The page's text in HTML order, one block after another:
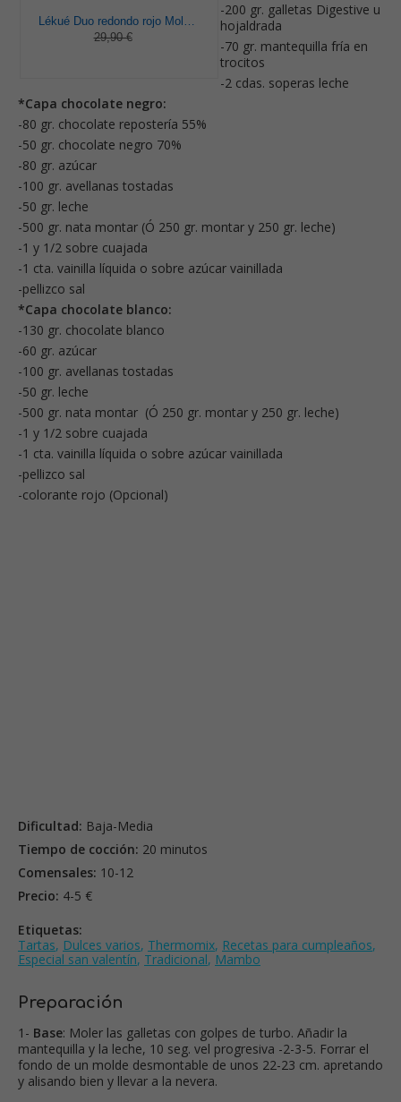
Lékué Duo redondo rojo Molde pastel, Silicona, 23 x 7 x 23 cm
29,90 €
-200 gr. galletas Digestive u
hojaldrada
-70 gr. mantequilla fría en
trocitos
-2 cdas. soperas leche
*Capa chocolate negro:
-80 gr. chocolate repostería 55%
-50 gr. chocolate negro 70%
-80 gr. azúcar
-100 gr. avellanas tostadas
-50 gr. leche
-500 gr. nata montar (Ó 250 gr. montar y 250 gr. leche)
-1 y 1/2 sobre cuajada
-1 cta. vainilla líquida o sobre azúcar vainillada
-pellizco sal
*Capa chocolate blanco:
-130 gr. chocolate blanco
-60 gr. azúcar
-100 gr. avellanas tostadas
-50 gr. leche
-500 gr. nata montar (Ó 250 gr. montar y 250 gr. leche)
-1 y 1/2 sobre cuajada
-1 cta. vainilla líquida o sobre azúcar vainillada
-pellizco sal
-colorante rojo (Opcional)
Dificultad: Baja-Media
Tiempo de cocción: 20 minutos
Comensales: 10-12
Precio: 4-5 €
Etiquetas:
Tartas, Dulces varios, Thermomix, Recetas para cumpleaños,
Especial san valentín, Tradicional, Mambo
Preparación
1- Base: Moler las galletas con golpes de turbo. Añadir la
mantequilla y la leche, 10 seg. vel progresiva -2-3-5. Forrar el
fondo de un molde desmontable de unos 22-23 cm. apretando
y alisando bien y llevar a la nevera.